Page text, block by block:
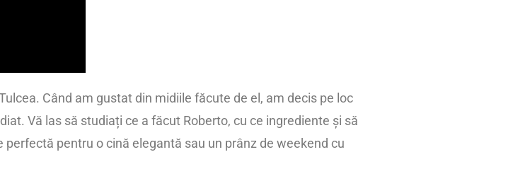
Când am gustat din midiile făcute de el, am decis pe loc
Vă las să studiați ce a făcut Roberto, cu ce ingrediente și să
pentru o cină elegantă sau un prânz de weekend cu